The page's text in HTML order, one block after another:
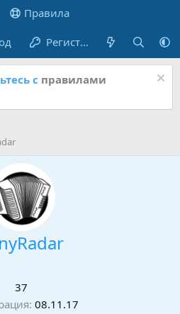
Правила
Регистрация
с правилами
37
08.11.17